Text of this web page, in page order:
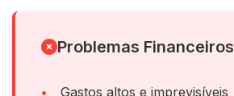
Problemas Financeiros
Gastos altos e imprevisíveis